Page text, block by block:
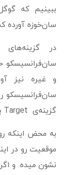
ببینیم که
سان‌خوزه
در
سان‌فرانسیسکو
و غیره نیز
سان‌فرانسیسکو
گزینه‌ی Target یا Exclude کلیک کنم.
موقعیت رو در
نشون میده. و